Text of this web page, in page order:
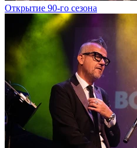
Открытие 90-го сезона